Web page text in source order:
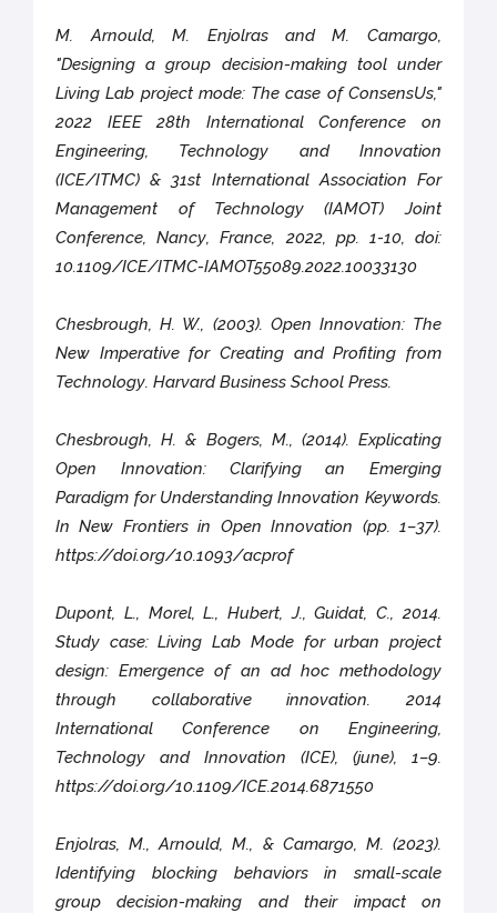
M. Arnould, M. Enjolras and M. Camargo,
"Designing a group decision-making tool under
Living Lab project mode: The case of ConsensUs,"
2022 IEEE 28th International Conference on
Engineering, Technology and Innovation
(ICE/ITMC) & 31st International Association For
Management of Technology (IAMOT) Joint
Conference, Nancy, France, 2022, pp. 1-10, doi:
10.1109/ICE/ITMC-IAMOT55089.2022.10033130
Chesbrough, H. W., (2003). Open Innovation: The
New Imperative for Creating and Profiting from
Technology. Harvard Business School Press.
Chesbrough, H. & Bogers, M., (2014). Explicating
Open Innovation: Clarifying an Emerging
Paradigm for Understanding Innovation Keywords.
In New Frontiers in Open Innovation (pp. 1–37).
https://doi.org/10.1093/acprof
Dupont, L., Morel, L., Hubert, J., Guidat, C., 2014.
Study case: Living Lab Mode for urban project
design: Emergence of an ad hoc methodology
through collaborative innovation. 2014
International Conference on Engineering,
Technology and Innovation (ICE), (june), 1–9.
https://doi.org/10.1109/ICE.2014.6871550
Enjolras, M., Arnould, M., & Camargo, M. (2023).
Identifying blocking behaviors in small-scale
group decision-making and their impact on